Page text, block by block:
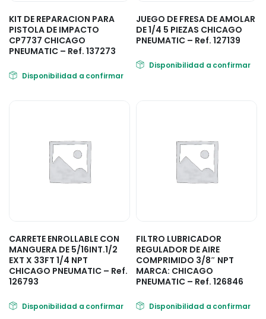
KIT DE REPARACION PARA
PISTOLA DE IMPACTO
CP7737 CHICAGO
PNEUMATIC – Ref. 137273
Disponibilidad a confirmar
JUEGO DE FRESA DE AMOLAR
DE 1/4 5 PIEZAS CHICAGO
PNEUMATIC – Ref. 127139
Disponibilidad a confirmar
CARRETE ENROLLABLE CON
MANGUERA DE 5/16INT.1/2
EXT X 33FT 1/4 NPT
CHICAGO PNEUMATIC – Ref.
126793
Disponibilidad a confirmar
FILTRO LUBRICADOR
REGULADOR DE AIRE
COMPRIMIDO 3/8″ NPT
MARCA: CHICAGO
PNEUMATIC – Ref. 126846
Disponibilidad a confirmar